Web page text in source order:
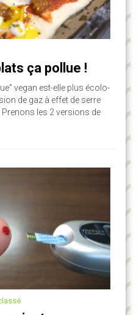
ça pollue !
vegan est-elle plus écolo-
de gaz à effet de serre
les 2 versions de